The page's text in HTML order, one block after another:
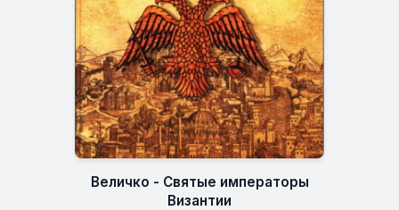
Величко - Святые императоры
Византии